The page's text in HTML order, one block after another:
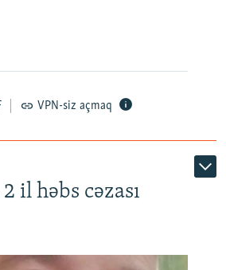
VPN-siz açmaq
il həbs cəzası